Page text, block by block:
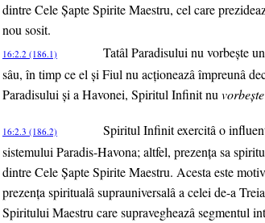
dintre Cele Şapte Spirite Maestru, cel care
nou sosit.
16:2.2 (186.1)
Tatâl Paradisului nu vorbeşte
sâu, în timp ce el şi Fiul nu acţioneazâ împreunâ
Paradisului şi a Havonei, Spiritul Infinit nu vorbeşte
16:2.3 (186.2) Spiritul Infinit exercitâ o
sistemului Paradis-Havona; altfel, prezenţa sa
dintre Cele Şapte Spirite Maestru. Acesta este
prezenţa spiritualâ suprauniversalâ a celei de-a
Spiritului Maestru care supravegheazâ segmentul